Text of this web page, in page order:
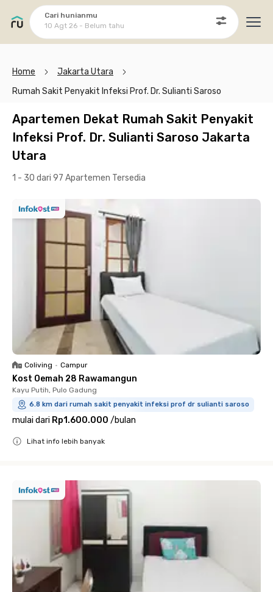
Cari hunianmu
10 Agt 26 - Belum tahu
Home
Jakarta Utara
Rumah Sakit Penyakit Infeksi Prof. Dr. Sulianti Saroso
Apartemen Dekat Rumah Sakit Penyakit
Infeksi Prof. Dr. Sulianti Saroso Jakarta
Utara
1 - 30 dari 97 Apartemen Tersedia
Coliving • Campur
Kost Oemah 28 Rawamangun
Kayu Putih, Pulo Gadung
6.8 km dari rumah sakit penyakit infeksi prof dr sulianti saroso
mulai dari Rp1.600.000 /bulan
Lihat info lebih banyak